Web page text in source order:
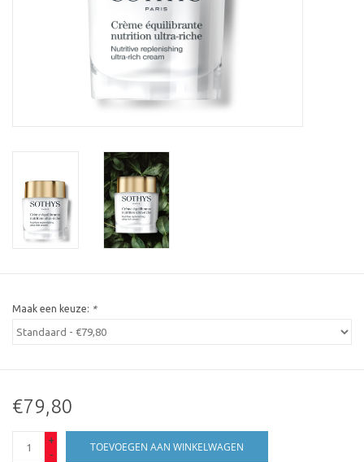
Maak een keuze: *
€79,80
+
-
TOEVOEGEN AAN WINKELWAGEN